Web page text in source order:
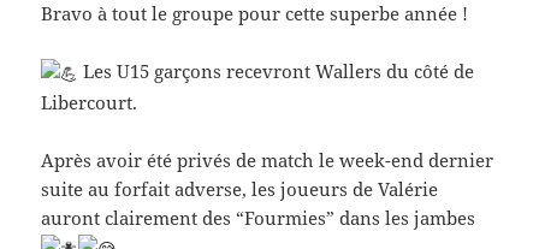
Bravo à tout le groupe pour cette superbe année !
Les U15 garçons recevront Wallers du côté de
Libercourt.
Après avoir été privés de match le week-end dernier
suite au forfait adverse, les joueurs de Valérie
auront clairement des “Fourmies” dans les jambes